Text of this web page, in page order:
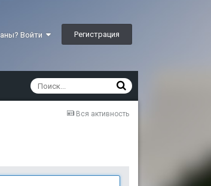
Войти Регистрация
Вся активность